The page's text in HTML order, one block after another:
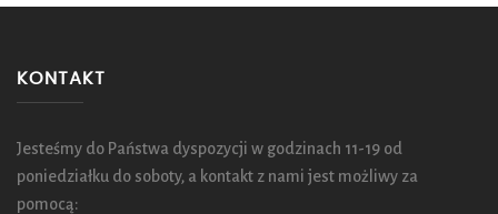
KONTAKT
Jesteśmy do Państwa dyspozycji w godzinach 11-19 od
poniedziałku do soboty, a kontakt z nami jest możliwy za
pomocą: